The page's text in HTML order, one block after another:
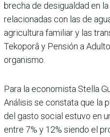
brecha de desigualdad en
relacionadas con las de
agricultura familiar y las
Tekoporâ y Pensión a
organismo.
Para la economista Stella
Análisis se constata que la
del gasto social estuvo en
entre 7% y 12% siendo el